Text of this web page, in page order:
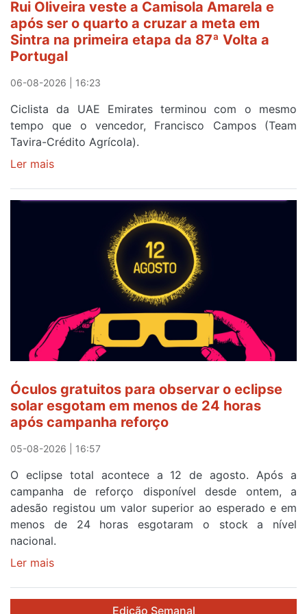
etapa
da
Volta
a
Portugal
Rui Oliveira veste a Camisola Amarela e
após ser o quarto a cruzar a meta em
Sintra na primeira etapa da 87ª Volta a
Portugal
06-08-2026 | 16:23
Ciclista da UAE Emirates terminou com o mesmo
tempo que o vencedor, Francisco Campos (Team
Tavira-Crédito Agrícola).
Ler mais
ser
o
quarto
a
a
meta
em
Sintra
primeira
etapa
da
87ª
Volta
Óculos gratuitos para observar o eclipse
solar esgotam em menos de 24 horas
após campanha reforço
05-08-2026 | 16:57
O eclipse total acontece a 12 de agosto. Após a
campanha de reforço disponível desde ontem, a
adesão registou um valor superior ao esperado e em
menos de 24 horas esgotaram o stock a nível
nacional.
Ler mais
Edição Semanal